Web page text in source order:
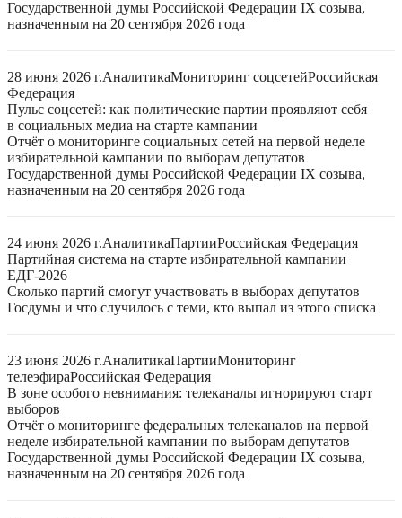
Государственной думы Российской Федерации IX созыва,
назначенным на 20 сентября 2026 года
28 июня 2026 г.АналитикаМониторинг соцсетейРоссийская
Федерация
Пульс соцсетей: как политические партии проявляют себя
в социальных медиа на старте кампании
Отчёт о мониторинге социальных сетей на первой неделе
избирательной кампании по выборам депутатов
Государственной думы Российской Федерации IX созыва,
назначенным на 20 сентября 2026 года
24 июня 2026 г.АналитикаПартииРоссийская Федерация
Партийная система на старте избирательной кампании
ЕДГ-2026
Сколько партий смогут участвовать в выборах депутатов
Госдумы и что случилось с теми, кто выпал из этого списка
23 июня 2026 г.АналитикаПартииМониторинг
телеэфираРоссийская Федерация
В зоне особого невнимания: телеканалы игнорируют старт
выборов
Отчёт о мониторинге федеральных телеканалов на первой
неделе избирательной кампании по выборам депутатов
Государственной думы Российской Федерации IX созыва,
назначенным на 20 сентября 2026 года